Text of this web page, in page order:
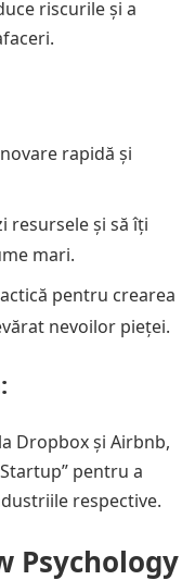
riscurile și a
rapidă și
resursele și să îți
mari.
pentru crearea
nevoilor pieței.
Dropbox și Airbnb,
pentru a
respective.
Psychology